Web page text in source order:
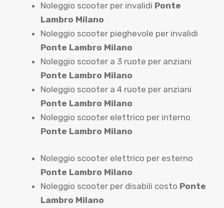
Noleggio scooter per invalidi Ponte
Lambro Milano
Noleggio scooter pieghevole per invalidi
Ponte Lambro Milano
Noleggio scooter a 3 ruote per anziani
Ponte Lambro Milano
Noleggio scooter a 4 ruote per anziani
Ponte Lambro Milano
Noleggio scooter elettrico per interno
Ponte Lambro Milano
Noleggio scooter elettrico per esterno
Ponte Lambro Milano
Noleggio scooter per disabili costo Ponte
Lambro Milano